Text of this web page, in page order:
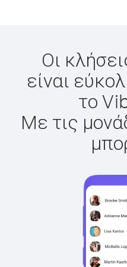
Οι
είναι
το
Με τις